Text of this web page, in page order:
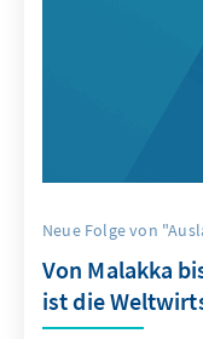
Neue Folge von
Von Malakka
ist die